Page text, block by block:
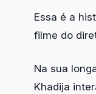
Essa é a
filme do
Na sua
Khadija